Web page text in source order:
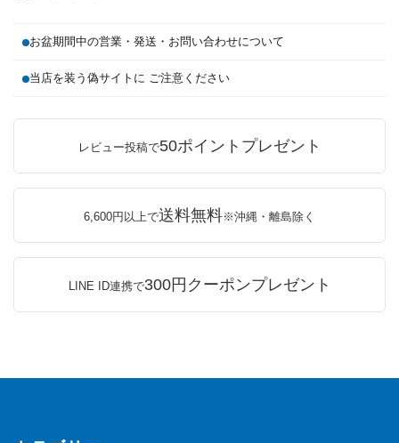
お盆期間中の営業・発送・お問い合わせについて
当店を装う偽サイトに ご注意ください
レビュー投稿で50ポイントプレゼント
6,600円以上で送料無料※沖縄・離島除く
LINE ID連携で300円クーポンプレゼント